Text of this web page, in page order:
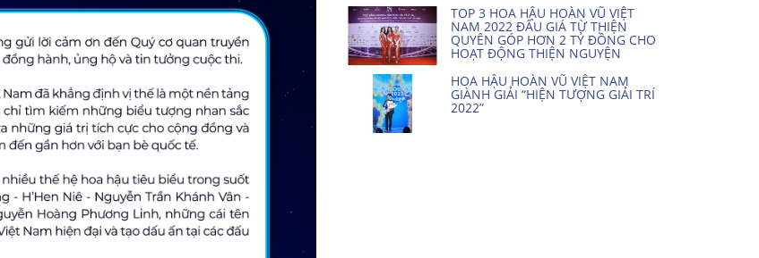
TOP 3 HOA HẬU HOÀN VŨ VIỆT
NAM 2022 ĐẤU GIÁ TỪ THIỆN
QUYÊN GÓP HƠN 2 TỶ ĐỒNG CHO
HOẠT ĐỘNG THIỆN NGUYỆN
HOA HẬU HOÀN VŨ VIỆT NAM
GIÀNH GIẢI “HIỆN TƯỢNG GIẢI TRÍ
2022”